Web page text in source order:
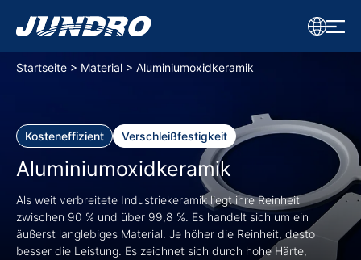
n
Startseite Material Aluminiumoxidkeramik
Kosteneffizient Verschleißfestigkeit
Aluminiumoxidkeramik
Als weit verbreitete Industriekeramik liegt ihre Reinheit
zwischen 90 % und über 99,8 %. Es handelt sich um ein
äußerst langlebiges Material. Je höher die Reinheit, desto
besser die Leistung. Es zeichnet sich durch hohe Härte,